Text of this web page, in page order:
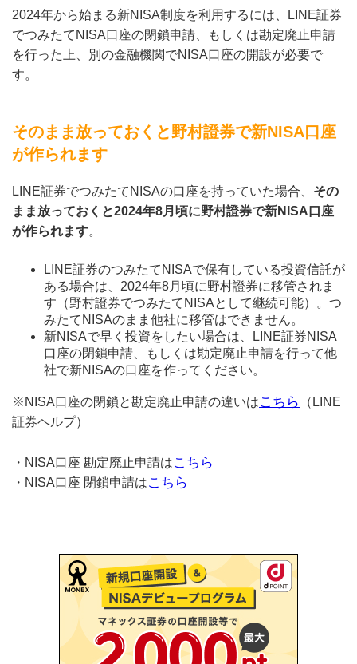
2024年から始まる新NISA制度を利用するには、LINE証券
でつみたてNISA口座の閉鎖申請、もしくは勘定廃止申請
を行った上、別の金融機関でNISA口座の開設が必要で
す。
そのまま放っておくと野村證券で新NISA口座
が作られます
LINE証券でつみたてNISAの口座を持っていた場合、 その
まま放っておくと2024年8月頃に野村證券で新NISA口座
が作られます。
LINE証券のつみたてNISAで保有している投資信託が
ある場合は、2024年8月頃に野村證券に移管されま
す（野村證券でつみたてNISAとして継続可能）。つ
みたてNISAのまま他社に移管はできません。
新NISAで早く投資をしたい場合は、LINE証券NISA
口座の閉鎖申請、もしくは勘定廃止申請を行って他
社で新NISAの口座を作ってください。
※NISA口座の閉鎖と勘定廃止申請の違いはこちら
（LINE
証券ヘルプ）
・NISA口座 勘定廃止申請はこちら
・NISA口座 閉鎖申請はこちら